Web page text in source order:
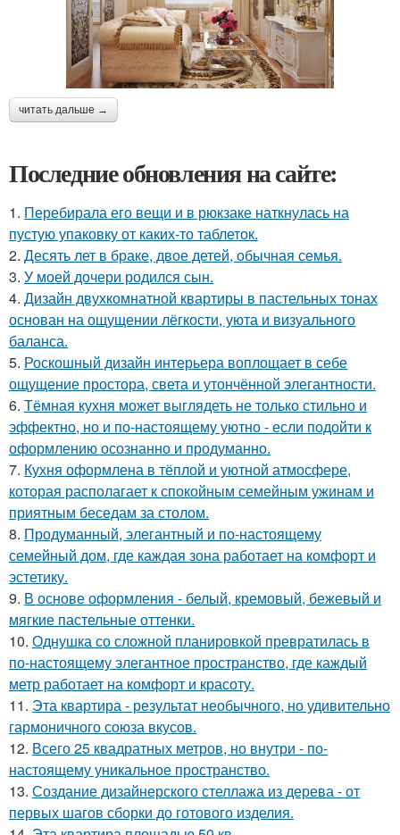
читать дальше →
Последние обновления на сайте:
1. Перебирала его вещи и в рюкзаке наткнулась на
пустую упаковку от каких-то таблеток.
2. Десять лет в браке, двое детей, обычная семья.
3. У моей дочери родился сын.
4. Дизайн двухкомнатной квартиры в пастельных тонах
основан на ощущении лёгкости, уюта и визуального
баланса.
5. Роскошный дизайн интерьера воплощает в себе
ощущение простора, света и утончённой элегантности.
6. Тёмная кухня может выглядеть не только стильно и
эффектно, но и по-настоящему уютно - если подойти к
оформлению осознанно и продуманно.
7. Кухня оформлена в тёплой и уютной атмосфере,
которая располагает к спокойным семейным ужинам и
приятным беседам за столом.
8. Продуманный, элегантный и по-настоящему
семейный дом, где каждая зона работает на комфорт и
эстетику.
9. В основе оформления - белый, кремовый, бежевый и
мягкие пастельные оттенки.
10. Однушка со сложной планировкой превратилась в
по-настоящему элегантное пространство, где каждый
метр работает на комфорт и красоту.
11. Эта квартира - результат необычного, но удивительно
гармоничного союза вкусов.
12. Всего 25 квадратных метров, но внутри - по-
настоящему уникальное пространство.
13. Создание дизайнерского стеллажа из дерева - от
первых шагов сборки до готового изделия.